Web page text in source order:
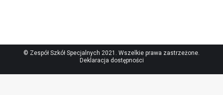
© Zespół Szkół Specjalnych 2021. Wszelkie prawa zastrzeżone.
Deklaracja dostępności